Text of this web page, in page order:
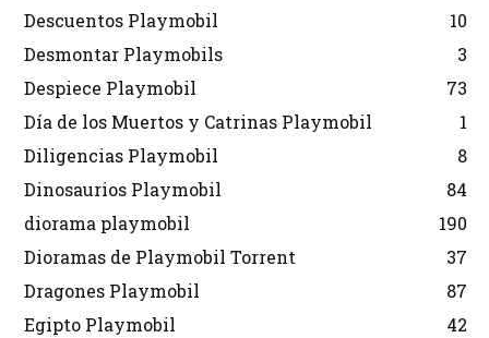
Descuentos Playmobil
10
Desmontar Playmobils
3
Despiece Playmobil
73
Día de los Muertos y Catrinas Playmobil
1
Diligencias Playmobil
8
Dinosaurios Playmobil
84
diorama playmobil
190
Dioramas de Playmobil Torrent
37
Dragones Playmobil
87
Egipto Playmobil
42